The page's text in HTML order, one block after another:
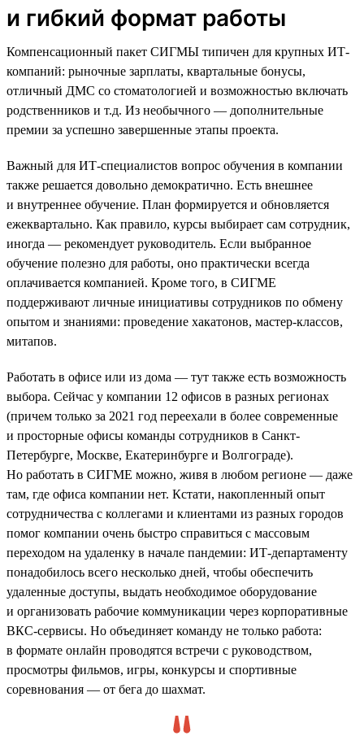
и гибкий формат работы
Компенсационный пакет СИГМЫ типичен для крупных ИТ-
компаний: рыночные зарплаты, квартальные бонусы,
отличный ДМС со стоматологией и возможностью включать
родственников и т.д. Из необычного — дополнительные
премии за успешно завершенные этапы проекта.
Важный для ИТ-специалистов вопрос обучения в компании
также решается довольно демократично. Есть внешнее
и внутреннее обучение. План формируется и обновляется
ежеквартально. Как правило, курсы выбирает сам сотрудник,
иногда — рекомендует руководитель. Если выбранное
обучение полезно для работы, оно практически всегда
оплачивается компанией. Кроме того, в СИГМЕ
поддерживают личные инициативы сотрудников по обмену
опытом и знаниями: проведение хакатонов, мастер-классов,
митапов.
Работать в офисе или из дома — тут также есть возможность
выбора. Сейчас у компании 12 офисов в разных регионах
(причем только за 2021 год переехали в более современные
и просторные офисы команды сотрудников в Санкт-
Петербурге, Москве, Екатеринбурге и Волгограде).
Но работать в СИГМЕ можно, живя в любом регионе — даже
там, где офиса компании нет. Кстати, накопленный опыт
сотрудничества с коллегами и клиентами из разных городов
помог компании очень быстро справиться с массовым
переходом на удаленку в начале пандемии: ИТ-департаменту
понадобилось всего несколько дней, чтобы обеспечить
удаленные доступы, выдать необходимое оборудование
и организовать рабочие коммуникации через корпоративные
ВКС-сервисы. Но объединяет команду не только работа:
в формате онлайн проводятся встречи с руководством,
просмотры фильмов, игры, конкурсы и спортивные
соревнования — от бега до шахмат.